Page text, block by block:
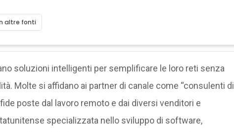
altre fonti
soluzioni intelligenti per semplificare le loro reti senza
Molte si affidano ai partner di canale come “consulenti di
poste dal lavoro remoto e dai diversi venditori e
specializzata nello sviluppo di software,